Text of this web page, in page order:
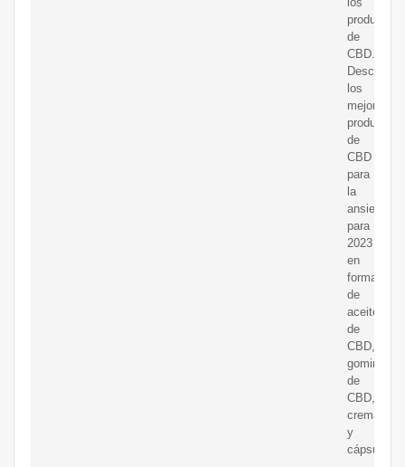
productos
de
CBD.
Descubra
los
mejores
productos
de
CBD
para
la
ansiedad
para
2023
en
forma
de
aceites
de
CBD,
gominolas
de
CBD,
cremas
y
cápsulas.